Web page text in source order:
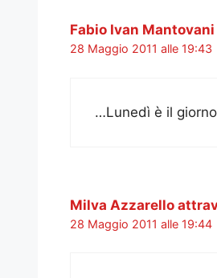
Fabio Ivan
28 Maggio 2011 alle 19:43
…Lunedì è il
Milva Azzarello
28 Maggio 2011 alle 19:44